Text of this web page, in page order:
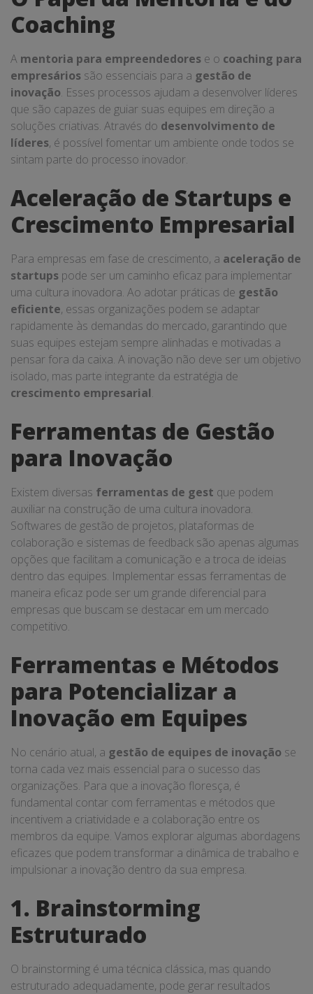
Coaching
A mentoria para empreendedores e o coaching para
empresários são essenciais para a gestão de
inovação. Esses processos ajudam a desenvolver líderes
que são capazes de guiar suas equipes em direção a
soluções criativas. Através do desenvolvimento de
líderes, é possível fomentar um ambiente onde todos se
sintam parte do processo inovador.
Aceleração de Startups e
Crescimento Empresarial
Para empresas em fase de crescimento, a aceleração de
startups pode ser um caminho eficaz para implementar
uma cultura inovadora. Ao adotar práticas de gestão
eficiente, essas organizações podem se adaptar
rapidamente às demandas do mercado, garantindo que
suas equipes estejam sempre alinhadas e motivadas a
pensar fora da caixa. A inovação não deve ser um objetivo
isolado, mas parte integrante da estratégia de
crescimento empresarial.
Ferramentas de Gestão
para Inovação
Existem diversas ferramentas de gest que podem
auxiliar na construção de uma cultura inovadora.
Softwares de gestão de projetos, plataformas de
colaboração e sistemas de feedback são apenas algumas
opções que facilitam a comunicação e a troca de ideias
dentro das equipes. Implementar essas ferramentas de
maneira eficaz pode ser um grande diferencial para
empresas que buscam se destacar em um mercado
competitivo.
Ferramentas e Métodos
para Potencializar a
Inovação em Equipes
No cenário atual, a gestão de equipes de inovação se
torna cada vez mais essencial para o sucesso das
organizações. Para que a inovação floresça, é
fundamental contar com ferramentas e métodos que
incentivem a criatividade e a colaboração entre os
membros da equipe. Vamos explorar algumas abordagens
eficazes que podem transformar a dinâmica de trabalho e
impulsionar a inovação dentro da sua empresa.
1. Brainstorming
Estruturado
O brainstorming é uma técnica clássica, mas quando
estruturado adequadamente, pode gerar resultados